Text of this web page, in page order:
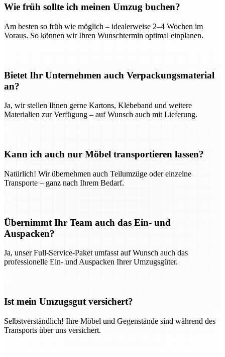
Wie früh sollte ich meinen Umzug buchen?
Am besten so früh wie möglich – idealerweise 2–4 Wochen im
Voraus. So können wir Ihren Wunschtermin optimal einplanen.
Bietet Ihr Unternehmen auch Verpackungsmaterial
an?
Ja, wir stellen Ihnen gerne Kartons, Klebeband und weitere
Materialien zur Verfügung – auf Wunsch auch mit Lieferung.
Kann ich auch nur Möbel transportieren lassen?
Natürlich! Wir übernehmen auch Teilumzüge oder einzelne
Transporte – ganz nach Ihrem Bedarf.
Übernimmt Ihr Team auch das Ein- und
Auspacken?
Ja, unser Full-Service-Paket umfasst auf Wunsch auch das
professionelle Ein- und Auspacken Ihrer Umzugsgüter.
Ist mein Umzugsgut versichert?
Selbstverständlich! Ihre Möbel und Gegenstände sind während des
Transports über uns versichert.